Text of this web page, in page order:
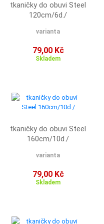
tkaničky do obuvi Steel
120cm/6d./
varianta
79,00 Kč
Skladem
tkaničky do obuvi Steel
160cm/10d./
varianta
79,00 Kč
Skladem